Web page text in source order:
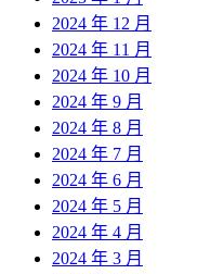
2024 年 12 月
2024 年 11 月
2024 年 10 月
2024 年 9 月
2024 年 8 月
2024 年 7 月
2024 年 6 月
2024 年 5 月
2024 年 4 月
2024 年 3 月